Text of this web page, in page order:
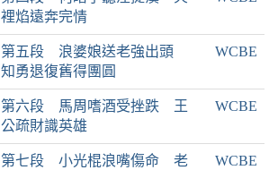
裡焰遠奔完情
第五段 浪婆娘送老強出頭
知勇退復舊得團圓
WCBE
第六段 馬周嗜酒受挫跌 王
公疏財識英雄
WCBE
第七段 小光棍浪嘴傷命 老
WCBE